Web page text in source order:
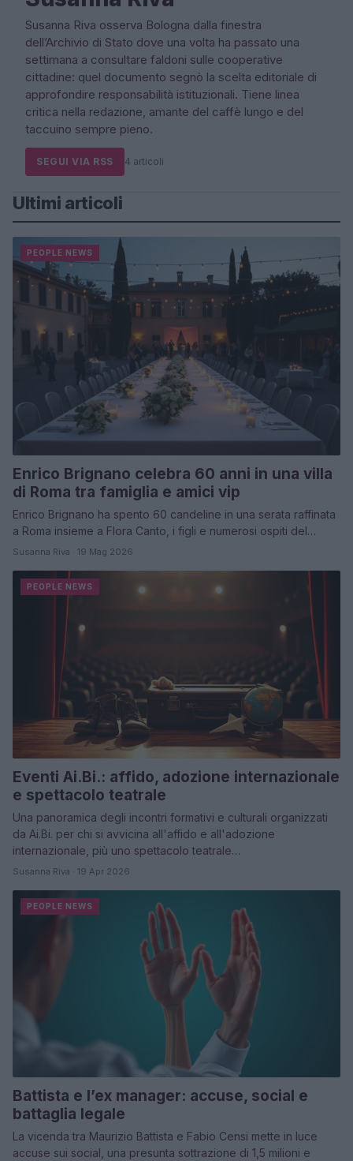
Susanna Riva osserva Bologna dalla finestra
dell’Archivio di Stato dove una volta ha passato una
settimana a consultare faldoni sulle cooperative
cittadine: quel documento segnò la scelta editoriale di
approfondire responsabilità istituzionali. Tiene linea
critica nella redazione, amante del caffè lungo e del
taccuino sempre pieno.
SEGUI VIA RSS 4 articoli
Ultimi articoli
PEOPLE NEWS
Enrico Brignano celebra 60 anni in una villa
di Roma tra famiglia e amici vip
Enrico Brignano ha spento 60 candeline in una serata raffinata
a Roma insieme a Flora Canto, i figli e numerosi ospiti del…
Susanna Riva · 19 Mag 2026
PEOPLE NEWS
Eventi Ai.Bi.: affido, adozione internazionale
e spettacolo teatrale
Una panoramica degli incontri formativi e culturali organizzati
da Ai.Bi. per chi si avvicina all'affido e all'adozione
internazionale, più uno spettacolo teatrale…
Susanna Riva · 19 Apr 2026
PEOPLE NEWS
Battista e l’ex manager: accuse, social e
battaglia legale
La vicenda tra Maurizio Battista e Fabio Censi mette in luce
accuse sui social, una presunta sottrazione di 1,5 milioni e